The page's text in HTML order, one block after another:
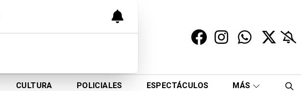
CULTURA POLICIALES ESPECTÁCULOS MÁS